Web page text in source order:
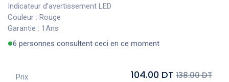
Indicateur d’avertissement LED
Couleur : Rouge
Garantie : 1Ans
6 personnes consultent ceci en ce moment
Prix 104.00 DT 138.00 DT